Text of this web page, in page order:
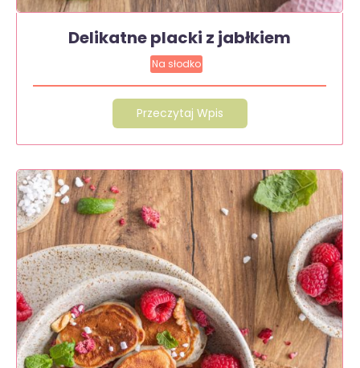
Delikatne placki z jabłkiem
Na słodko
Przeczytaj Wpis